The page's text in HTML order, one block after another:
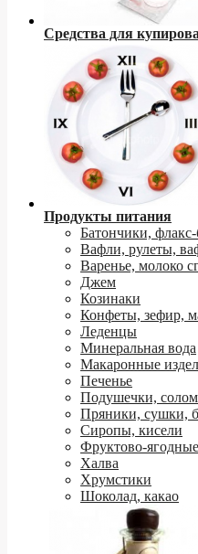
Средства для
Продукты питания
Батончики,
Вафли, рулеты,
Варенье, молоко
Джем
Козинаки
Конфеты, зефир,
Леденцы
Минеральная вода
Макаронные
Печенье
Подушечки,
Пряники, сушки,
Сиропы, кисели
Фруктово-
Халва
Хрумстики
Шоколад, какао